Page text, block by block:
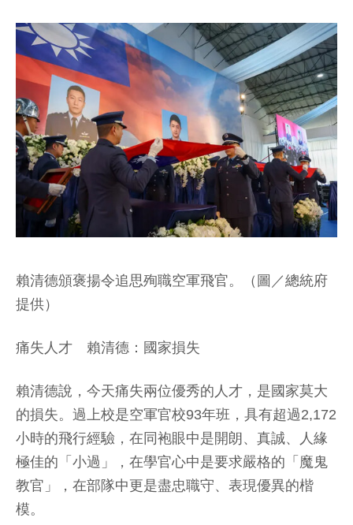
賴清德頒褒揚令追思殉職空軍飛官。（圖／總統府
提供）
痛失人才 賴清德：國家損失
賴清德說，今天痛失兩位優秀的人才，是國家莫大
的損失。過上校是空軍官校93年班，具有超過2,172
小時的飛行經驗，在同袍眼中是開朗、真誠、人緣
極佳的「小過」，在學官心中是要求嚴格的「魔鬼
教官」，在部隊中更是盡忠職守、表現優異的楷
模。